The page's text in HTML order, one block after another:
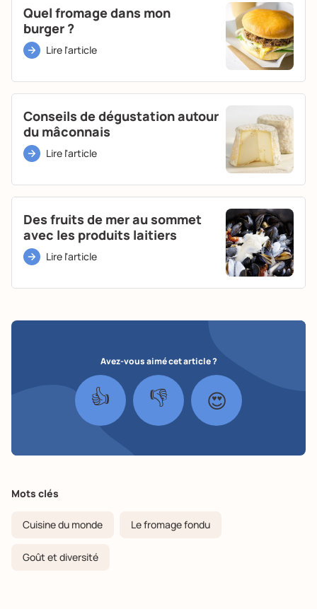
Quel fromage dans mon
burger ?
Lire l'article
Conseils de dégustation autour
du mâconnais
Lire l'article
Des fruits de mer au sommet
avec les produits laitiers
Lire l'article
Avez-vous aimé cet article ?
👍 👎 😍
Mots clés
Cuisine du monde Le fromage fondu
Goût et diversité